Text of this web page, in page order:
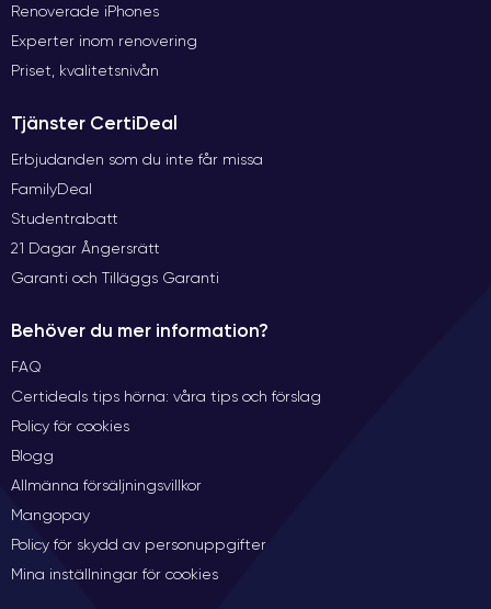
Renoverade iPhones
Experter inom renovering
Priset, kvalitetsnivån
Tjänster CertiDeal
Erbjudanden som du inte får missa
FamilyDeal
Studentrabatt
21 Dagar Ångersrätt
Garanti och Tilläggs Garanti
Behöver du mer information?
FAQ
Certideals tips hörna: våra tips och förslag
Policy för cookies
Blogg
Allmänna försäljningsvillkor
Mangopay
Policy för skydd av personuppgifter
Mina inställningar för cookies